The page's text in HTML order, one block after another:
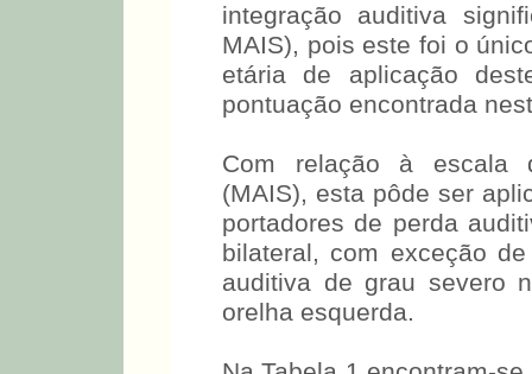
Somente em 1 (1,6%)
integração auditiva
MAIS), pois este foi o
etária de aplicação
Com relação à escala
(MAIS), esta pôde ser
portadores de perda
bilateral, com exceção
auditiva de grau severo